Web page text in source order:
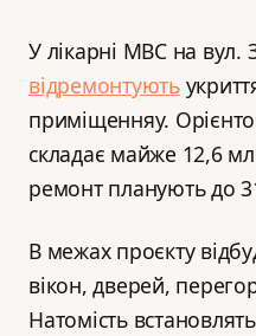
У лікарні МВС на вул.
відремонтують
приміщенняу.
складає майже 12,6
ремонт планують до
В межах проєкту
вікон, дверей,
Натомість